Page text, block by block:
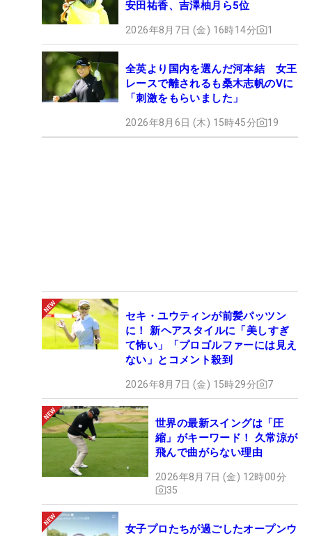
安田祐香、吉澤柚月ら5位
2026年8月7日 (金) 16時14分 1
全英より国内を選んだ河本結 女王
レースで離されるも桑木志帆のVに
「刺激をもらいました」
2026年8月6日 (木) 15時45分 19
セキ・ユウティンが前髪パッツン
に！ 新ヘアスタイルに「美しすぎ
て怖い」「プロゴルファーには見え
ない」とコメント殺到
2026年8月7日 (金) 15時29分 7
世界の最新スイングは「圧
縮」がキーワード！ 久常涼が
飛んで曲がらない理由
2026年8月7日 (金) 12時00分
35
女子プロたちが過ごしたオープンウ